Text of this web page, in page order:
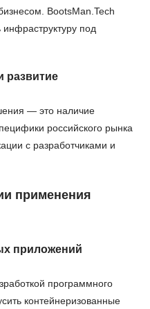
BootsMan.Tech
инфраструктуру под
развитие
— это наличие
российского рынка
с разработчиками и
применения
приложений
программного
контейнеризованные